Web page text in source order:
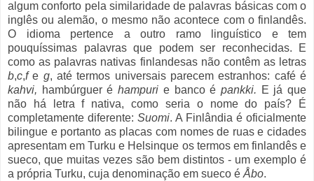
algum conforto pela similaridade de palavras básicas com o
inglês ou alemão, o mesmo não acontece com o finlandês.
O idioma pertence a outro ramo linguístico e tem
pouquíssimas palavras que podem ser reconhecidas. E
como as palavras nativas finlandesas não contêm as letras
b,c,fe g, até termos universais parecem estranhos: café é
kahvi, hambúrguer éhampuri e banco é pankki. E já que
não há letra f nativa, como seria o nome do país? É
completamente diferente: Suomi. A Finlândia é oficialmente
bilingue e portanto as placas com nomes de ruas e cidades
apresentam em Turku e Helsinque os termos em finlandês e
sueco, que muitas vezes são bem distintos - um exemplo é
a própria Turku, cuja denominação em sueco é Åbo.